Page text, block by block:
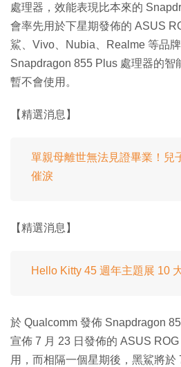
處理器，效能表現比本來的
會率先用於下星期發佈的 ASUS
鯊、Vivo、Nubia、Realme 等品
Snapdragon 855 Plus 處理器的智
暫不會使用。
【精選消息】
單親母離世無法見證畢業！兒
催淚
【精選消息】
Hello Kitty 45 週年主題展 10
於 Qualcomm 發佈 Snapdragon
宣佈 7 月 23 日發佈的 ASUS
用，而相隔一個星期後，黑鯊將於